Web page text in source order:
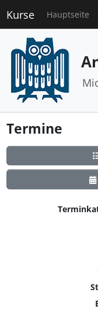
Kurse Hauptseite
Termine